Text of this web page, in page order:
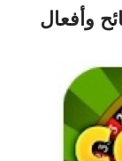
وأفعال